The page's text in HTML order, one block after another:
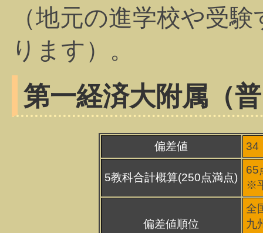
（地元の進学校や受
ります）。
第一経済大附属（
偏差値 34
5教科合計概算(250点満点)
65
※
偏差値順位
全
九